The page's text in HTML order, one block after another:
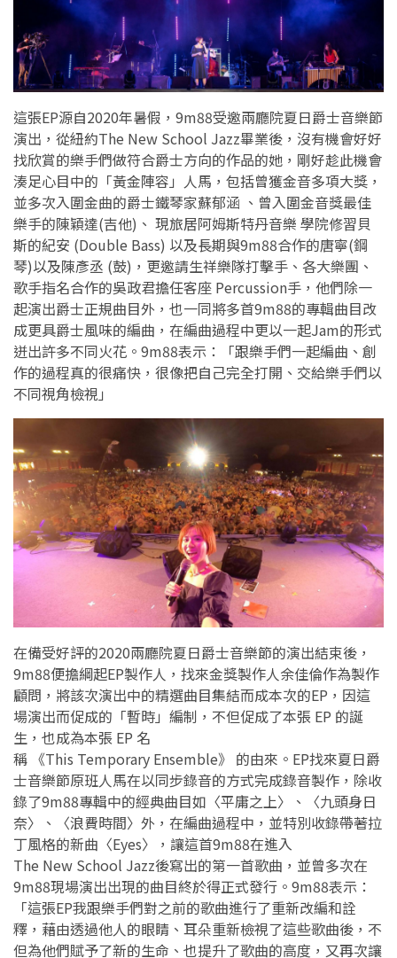
這張EP源自2020年暑假，9m88受邀兩廳院夏日爵士音樂節
演出，從紐約The New School Jazz畢業後，沒有機會好好
找欣賞的樂手們做符合爵士方向的作品的她，剛好趁此機會
湊足心目中的「黃金陣容」人馬，包括曾獲金音多項大獎，
並多次入圍金曲的爵士鐵琴家蘇郁涵 、曾入圍金音獎最佳
樂手的陳穎達(吉他)、 現旅居阿姆斯特丹音樂 學院修習貝
斯的紀安 (Double Bass) 以及長期與9m88合作的唐寧(鋼
琴)以及陳彥丞 (鼓)，更邀請生祥樂隊打擊手、各大樂團、
歌手指名合作的吳政君擔任客座 Percussion手，他們除一
起演出爵士正規曲目外，也一同將多首9m88的專輯曲目改
成更具爵士風味的編曲，在編曲過程中更以一起Jam的形式
迸出許多不同火花。9m88表示：「跟樂手們一起編曲、創
作的過程真的很痛快，很像把自己完全打開、交給樂手們以
不同視角檢視」
在備受好評的2020兩廳院夏日爵士音樂節的演出結束後，
9m88便擔綱起EP製作人，找來金獎製作人余佳倫作為製作
顧問，將該次演出中的精選曲目集結而成本次的EP，因這
場演出而促成的「暫時」編制，不但促成了本張 EP 的誕
生，也成為本張 EP 名
稱 《This Temporary Ensemble》 的由來。EP找來夏日爵
士音樂節原班人馬在以同步錄音的方式完成錄音製作，除收
錄了9m88專輯中的經典曲目如〈平庸之上〉、〈九頭身日
奈〉、〈浪費時間〉外，在編曲過程中，並特別收錄帶著拉
丁風格的新曲〈Eyes〉，讓這首9m88在進入
The New School Jazz後寫出的第一首歌曲，並曾多次在
9m88現場演出出現的曲目終於得正式發行。9m88表示：
「這張EP我跟樂手們對之前的歌曲進行了重新改編和詮
釋，藉由透過他人的眼睛、耳朵重新檢視了這些歌曲後，不
但為他們賦予了新的生命、也提升了歌曲的高度，又再次讓